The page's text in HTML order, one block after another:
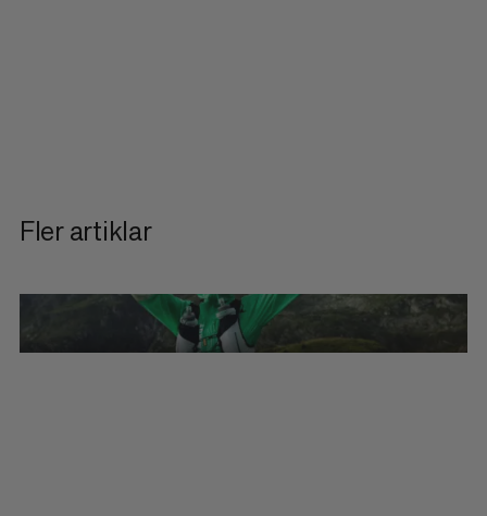
Fler artiklar